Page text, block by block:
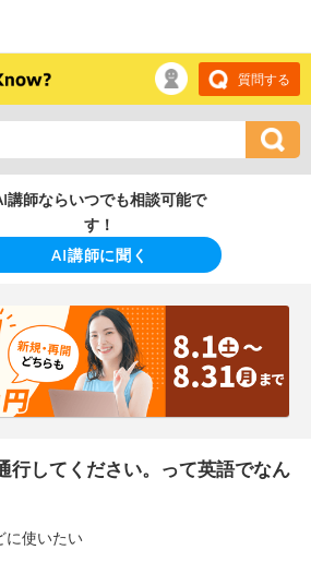
質問する
講師ならいつでも相談可能で
す！
AI講師に聞く
行してください。って英語でなん
に使いたい